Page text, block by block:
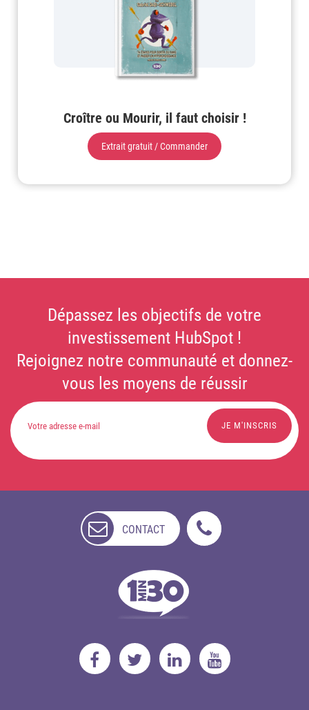
Croître ou Mourir, il faut choisir !
Extrait gratuit / Commander
Dépassez les objectifs de votre
investissement HubSpot !
Rejoignez notre communauté et donnez-
vous les moyens de réussir
CONTACT
DISPONIBLE